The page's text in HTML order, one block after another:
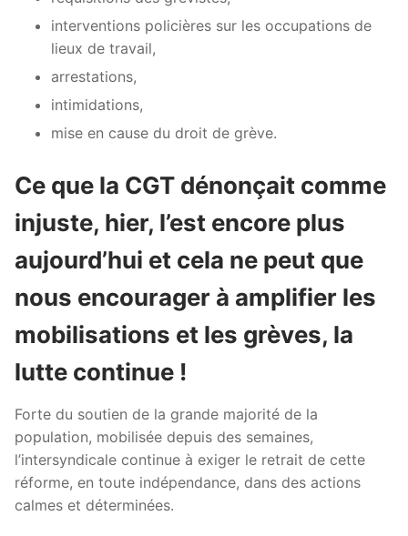
interventions policières sur les occupations de
lieux de travail,
arrestations,
intimidations,
mise en cause du droit de grève.
Ce que la CGT dénonçait comme
injuste, hier, l’est encore plus
aujourd’hui et cela ne peut que
nous encourager à amplifier les
mobilisations et les grèves, la
lutte continue !
Forte du soutien de la grande majorité de la
population, mobilisée depuis des semaines,
l’intersyndicale continue à exiger le retrait de cette
réforme, en toute indépendance, dans des actions
calmes et déterminées.